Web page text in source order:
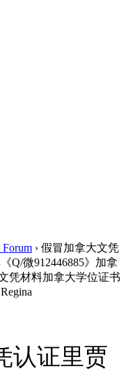
Forum › 假冒加拿大文凭
Q/微912446885》加拿
凭材料加拿大学位证书
认证里贾